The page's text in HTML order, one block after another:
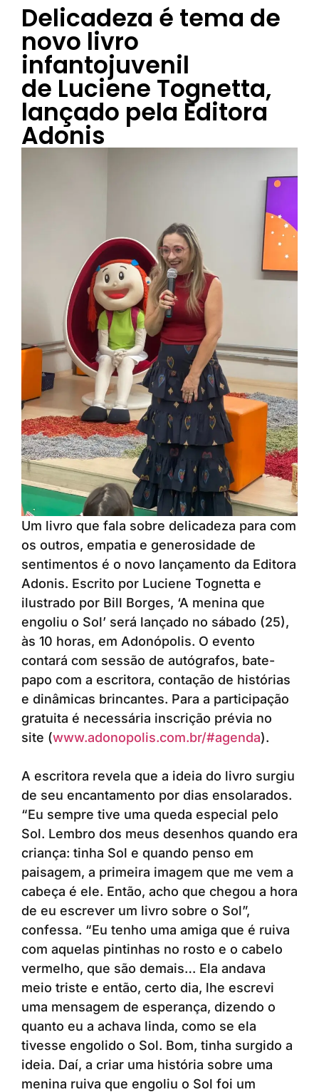
Delicadeza é tema de
novo livro
infantojuvenil
de Luciene Tognetta,
lançado pela Editora
Adonis
Um livro que fala sobre delicadeza para com
os outros, empatia e generosidade de
sentimentos é o novo lançamento da Editora
Adonis. Escrito por Luciene Tognetta e
ilustrado por Bill Borges, ‘A menina que
engoliu o Sol’ será lançado no sábado (25),
às 10 horas, em Adonópolis. O evento
contará com sessão de autógrafos, bate-
papo com a escritora, contação de histórias
e dinâmicas brincantes. Para a participação
gratuita é necessária inscrição prévia no
site (www.adonopolis.com.br/#agenda).
A escritora revela que a ideia do livro surgiu
de seu encantamento por dias ensolarados.
“Eu sempre tive uma queda especial pelo
Sol. Lembro dos meus desenhos quando era
criança: tinha Sol e quando penso em
paisagem, a primeira imagem que me vem a
cabeça é ele. Então, acho que chegou a hora
de eu escrever um livro sobre o Sol”,
confessa. “Eu tenho uma amiga que é ruiva
com aquelas pintinhas no rosto e o cabelo
vermelho, que são demais… Ela andava
meio triste e então, certo dia, lhe escrevi
uma mensagem de esperança, dizendo o
quanto eu a achava linda, como se ela
tivesse engolido o Sol. Bom, tinha surgido a
ideia. Daí, a criar uma história sobre uma
menina ruiva que engoliu o Sol foi um